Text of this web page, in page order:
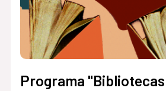
Programa